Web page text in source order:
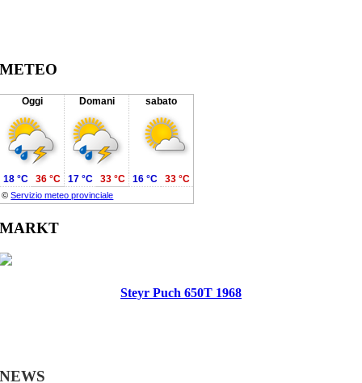
METEO
Oggi Domani sabato
©Servizio meteo provinciale
18 °C 36 °C 17 °C 33 °C 16 °C 33 °C
MARKT
Steyr Puch 650T 1968
NEWS